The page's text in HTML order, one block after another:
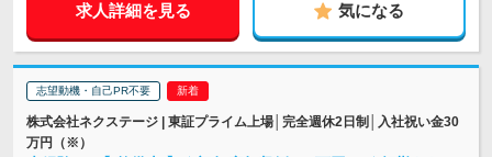
求人詳細を見る 気になる
志望動機・自己PR不要
株式会社ネクステージ | 東証プライム上場│完全週休2日制│入社祝い金30
万円（※）